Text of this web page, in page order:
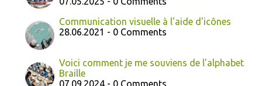
Communication visuelle à l'aide d'icônes
28.06.2021 - 0 Comments
Voici comment je me souviens de l'alphabet
Braille
07.09.2024 - 0 Comments